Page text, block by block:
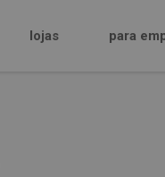
lojas para